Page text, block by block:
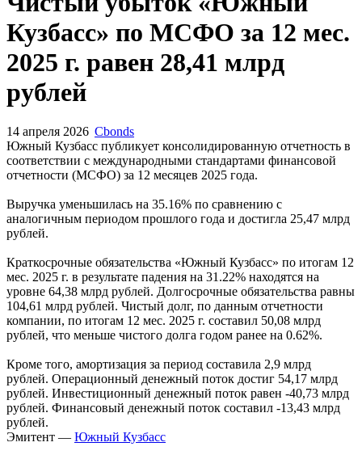
Запросить доступ
Чистый убыток «Южный
Кузбасс» по МСФО за 12 мес.
рублей
Южный Кузбасс публикует консолидированную отчетность в
соответствии с международными стандартами финансовой
отчетности (МСФО) за 12 месяцев 2025 года.
Выручка уменьшилась на 35.16% по сравнению с
аналогичным периодом прошлого года и достигла 25,47 млрд
рублей.
Краткосрочные обязательства «Южный Кузбасс» по итогам 12
мес. 2025 г. в результате падения на 31.22% находятся на
104,61 млрд рублей. Чистый долг, по данным отчетности
компании, по итогам 12 мес. 2025 г. составил 50,08 млрд
рублей, что меньше чистого долга годом ранее на 0.62%.
Кроме того, амортизация за период составила 2,9 млрд
рублей. Операционный денежный поток достиг 54,17 млрд